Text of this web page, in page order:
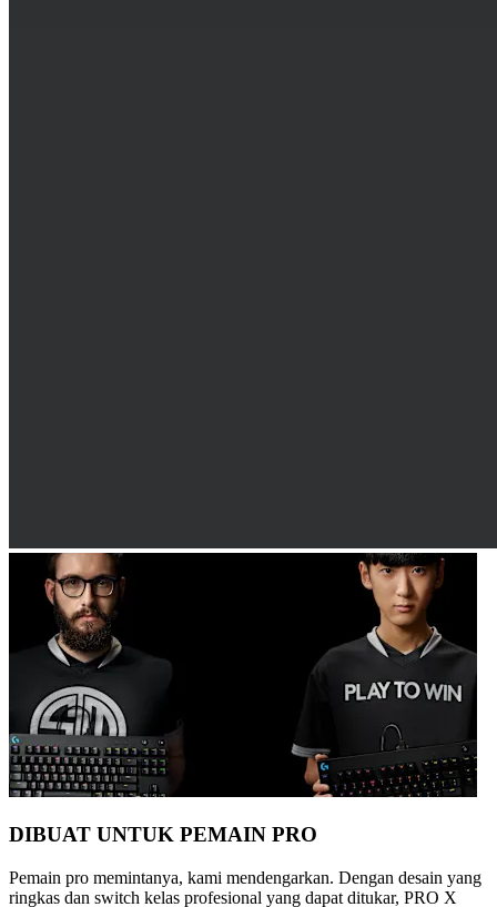
DIBUAT UNTUK PEMAIN PRO
Pemain pro memintanya, kami mendengarkan. Dengan desain yang
ringkas dan switch kelas profesional yang dapat ditukar, PRO X